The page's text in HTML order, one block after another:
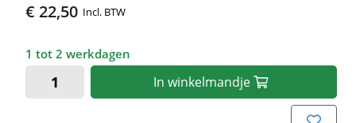
€ 22,50 Incl. BTW
1 tot 2 werkdagen
In winkelmandje